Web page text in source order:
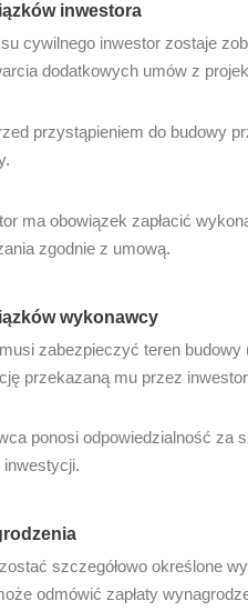
inwestora
cywilnego inwestor zostaje
dodatkowych umów z
przystąpieniem do budowy
ma obowiązek zapłacić
zgodnie z umową.
wykonawcy
zabezpieczyć teren
przekazaną mu przez
ponosi odpowiedzialność za
szczegółowo określone
odmówić zapłaty